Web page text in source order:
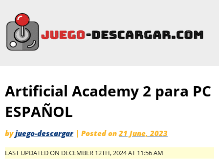
Artificial Academy 2 para PC
ESPAÑOL
byjuego-descargar | Posted on 21 June, 2023
LAST UPDATED ON DECEMBER 12TH, 2024 AT 11:56 AM